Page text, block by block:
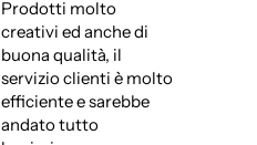
Prodotti molto
creativi ed anche di
buona qualità, il
servizio clienti è molto
efficiente e sarebbe
andato tutto